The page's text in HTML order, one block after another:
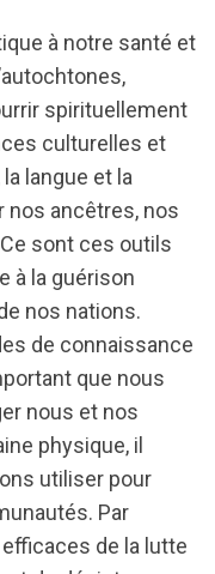
à notre santé et
spirituellement
culturelles et
langue et la
nos ancêtres, nos
sont ces outils
à la guérison
nos nations.
de connaissance
que nous
nous et nos
physique, il
utiliser pour
Par
de la lutte